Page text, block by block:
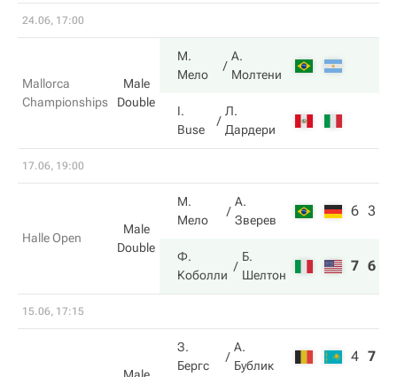
24.06, 17:00
Mallorca
Championships
Male
Double
М.
Мело
А.
Молтени
I.
Buse
Л.
Дардери
17.06, 19:00
Halle Open
Male
Double
М.
Мело
А.
Зверев
6 3
Ф.
Коболли
Б.
Шелтон
7 6
15.06, 17:15
З.
Бергс
А.
Бублик
4 7